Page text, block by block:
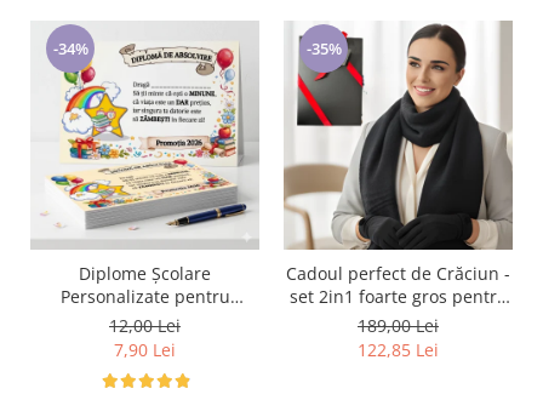
-34%
Diplome Școlare
Personalizate pentru
Absolventi de scoala sau
gradinita
12,00 Lei
7,90 Lei
-35%
Cadoul perfect de Crăciun -
set 2in1 foarte gros pentru
femei 5709 negru
189,00 Lei
122,85 Lei